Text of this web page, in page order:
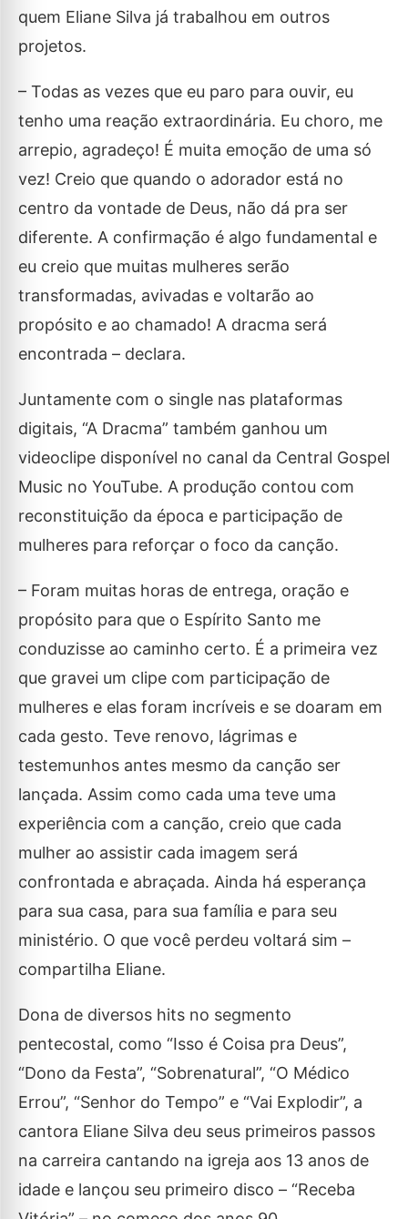
quem Eliane Silva já trabalhou em outros
projetos.
– Todas as vezes que eu paro para ouvir, eu
tenho uma reação extraordinária. Eu choro, me
arrepio, agradeço! É muita emoção de uma só
vez! Creio que quando o adorador está no
centro da vontade de Deus, não dá pra ser
diferente. A confirmação é algo fundamental e
eu creio que muitas mulheres serão
transformadas, avivadas e voltarão ao
propósito e ao chamado! A dracma será
encontrada – declara.
Juntamente com o single nas plataformas
digitais, “A Dracma” também ganhou um
videoclipe disponível no canal da Central Gospel
Music no YouTube. A produção contou com
reconstituição da época e participação de
mulheres para reforçar o foco da canção.
– Foram muitas horas de entrega, oração e
propósito para que o Espírito Santo me
conduzisse ao caminho certo. É a primeira vez
que gravei um clipe com participação de
mulheres e elas foram incríveis e se doaram em
cada gesto. Teve renovo, lágrimas e
testemunhos antes mesmo da canção ser
lançada. Assim como cada uma teve uma
experiência com a canção, creio que cada
mulher ao assistir cada imagem será
confrontada e abraçada. Ainda há esperança
para sua casa, para sua família e para seu
ministério. O que você perdeu voltará sim –
compartilha Eliane.
Dona de diversos hits no segmento
pentecostal, como “Isso é Coisa pra Deus”,
“Dono da Festa”, “Sobrenatural”, “O Médico
Errou”, “Senhor do Tempo” e “Vai Explodir”, a
cantora Eliane Silva deu seus primeiros passos
na carreira cantando na igreja aos 13 anos de
idade e lançou seu primeiro disco – “Receba